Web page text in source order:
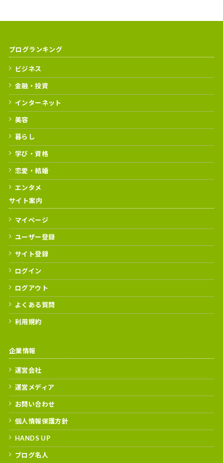
ブログランキング
ビジネス
金融・投資
インターネット
美容
暮らし
学び・資格
恋愛・結婚
エンタメ
サイト案内
マイページ
ユーザー登録
サイト登録
ログイン
ログアウト
よくある質問
利用規約
企業情報
運営会社
運営メディア
お問い合わせ
個人情報保護方針
HANDS UP
ブログ名人